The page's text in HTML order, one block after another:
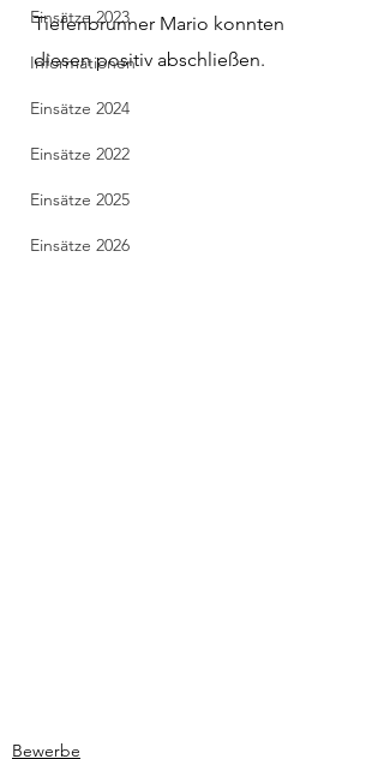
Einsätze 2023
Informationen
Einsätze 2024
Einsätze 2022
Einsätze 2025
Einsätze 2026
Tiefenbrunner Mario konnten
diesen positiv abschließen.
Bewerbe